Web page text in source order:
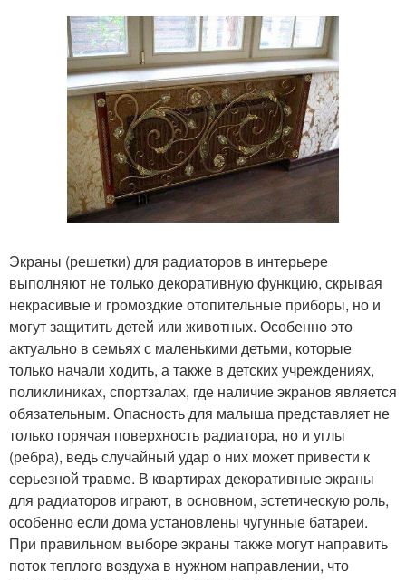
Экраны (решетки) для радиаторов в интерьере
выполняют не только декоративную функцию, скрывая
некрасивые и громоздкие отопительные приборы, но и
могут защитить детей или животных. Особенно это
актуально в семьях с маленькими детьми, которые
только начали ходить, а также в детских учреждениях,
поликлиниках, спортзалах, где наличие экранов является
обязательным. Опасность для малыша представляет не
только горячая поверхность радиатора, но и углы
(ребра), ведь случайный удар о них может привести к
серьезной травме. В квартирах декоративные экраны
для радиаторов играют, в основном, эстетическую роль,
особенно если дома установлены чугунные батареи.
При правильном выборе экраны также могут направить
поток теплого воздуха в нужном направлении, что